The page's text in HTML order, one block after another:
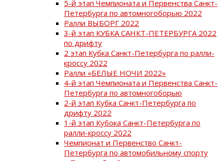
5-й этап Чемпионата и Первенства Санкт-
Петербурга по автомногоборью 2022
Ралли ВЫБОРГ 2022
3-й этап КУБКА САНКТ-ПЕТЕРБУРГА 2022
по дрифту
2 этап Кубка Санкт-Петербурга по ралли-
кроссу 2022
Ралли «БЕЛЫЕ НОЧИ 2022»
4-й этап Чемпионата и Первенства Санкт-
Петербурга по автомногоборью
2-й этап Кубка Санкт-Петербурга по
дрифту 2022
1-й этап Кубока Санкт-Петербурга по
ралли-кроссу 2022
Чемпионат и Первенство Санкт-
Петербурга по автомобильному спорту